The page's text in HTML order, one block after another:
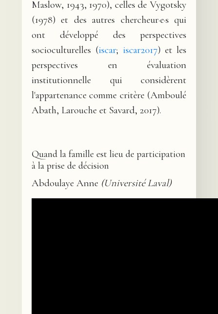
Maslow, 1943, 1970), celles de Vygotsky
(1978) et des autres chercheur·e·s qui
ont développé des perspectives
socioculturelles (iscar; iscar2017) et les
perspectives en évaluation
institutionnelle qui considèrent
l'appartenance comme critère (Amboulé
Abath, Larouche et Savard, 2017).
Quand la famille est lieu de participation
à la prise de décision
Abdoulaye Anne (Université Laval)